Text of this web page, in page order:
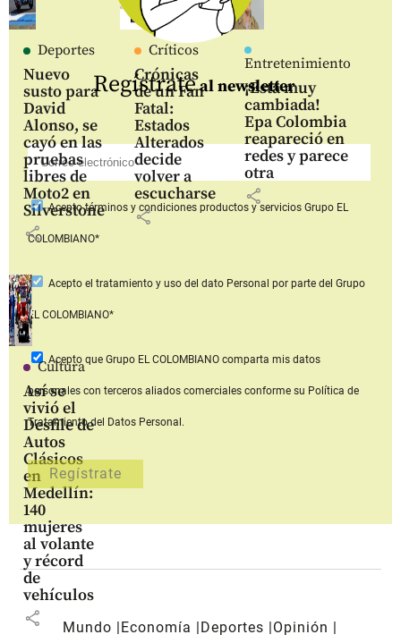
Deportes
Nuevo
susto para
David
Alonso, se
cayó en las
pruebas
libres de
Moto2 en
Silverstone
share
Críticos
Crónicas
de un Fan
Fatal:
Estados
Alterados
decide
volver a
escucharse
share
Entretenimiento
¡Está muy
cambiada!
Epa Colombia
reapareció en
redes y parece
otra
share
Cultura
Así se
vivió el
Desfile de
Autos
Clásicos
en
Medellín:
140
mujeres
al volante
y récord
de
vehículos
share
Regístrateal newsletter
Aceptotérminos y condiciones productos y serviciosGrupo EL
COLOMBIANO*
Acepto el tratamiento y uso del dato Personal por parte del Grupo
EL COLOMBIANO*
Acepto que Grupo EL COLOMBIANOcomparta mis datos
personales con terceros aliados comerciales conforme su Política de
Tratamiento del Datos Personal.
Mundo Economía Deportes
Opinión